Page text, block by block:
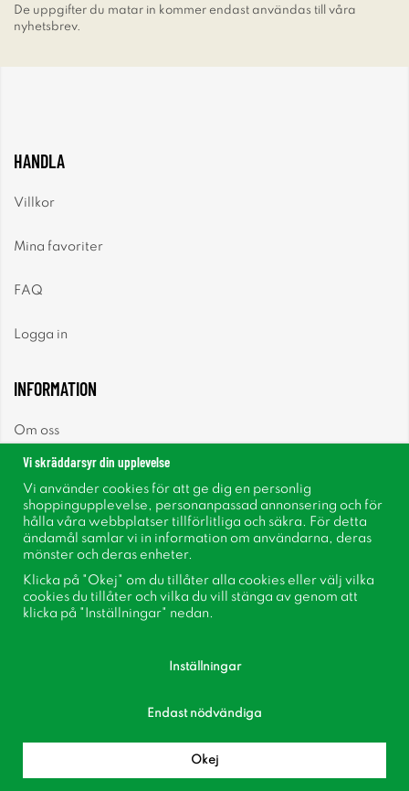
De uppgifter du matar in kommer endast användas till våra
nyhetsbrev.
HANDLA
Villkor
Mina favoriter
FAQ
Logga in
INFORMATION
Om oss
Nyhetsbrev
Om cookies
Inspiration
Bli medlem i vår kundklubb!
Vi skräddarsyr din upplevelse
Vi använder cookies för att ge dig en personlig
shoppingupplevelse, personanpassad annonsering och för
hålla våra webbplatser tillförlitliga och säkra. För detta
ändamål samlar vi in information om användarna, deras
mönster och deras enheter.
Klicka på "Okej" om du tillåter alla cookies eller välj vilka
cookies du tillåter och vilka du vill stänga av genom att
klicka på "Inställningar" nedan.
Inställningar
Endast nödvändiga
Okej